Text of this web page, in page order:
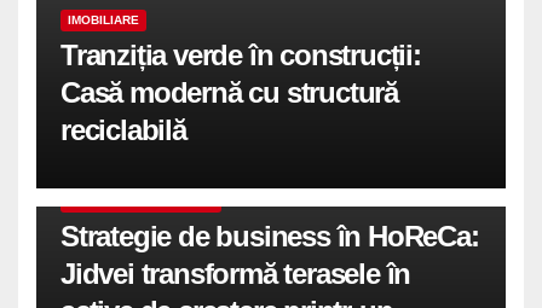
IMOBILIARE
Tranziția verde în construcții:
Casă modernă cu structură
reciclabilă
Strategie de business în HoReCa:
Jidvei transformă terasele în